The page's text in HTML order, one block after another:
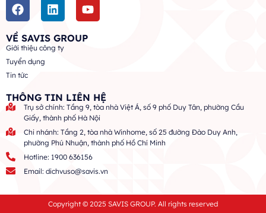
VỀ SAVIS GROUP
Giới thiệu công ty
Tuyển dụng
Tin tức
THÔNG TIN LIÊN HỆ
Trụ sở chính: Tầng 9, tòa nhà Việt Á, số 9 phố Duy Tân, phường Cầu
Giấy, thành phố Hà Nội
Chi nhánh: Tầng 2, tòa nhà Winhome, số 25 đường Đào Duy Anh,
phường Phú Nhuận, thành phố Hồ Chí Minh
Hotline: 1900 636156
Email: dichvuso@savis.vn
Copyright © 2025 SAVIS GROUP. All rights reserved